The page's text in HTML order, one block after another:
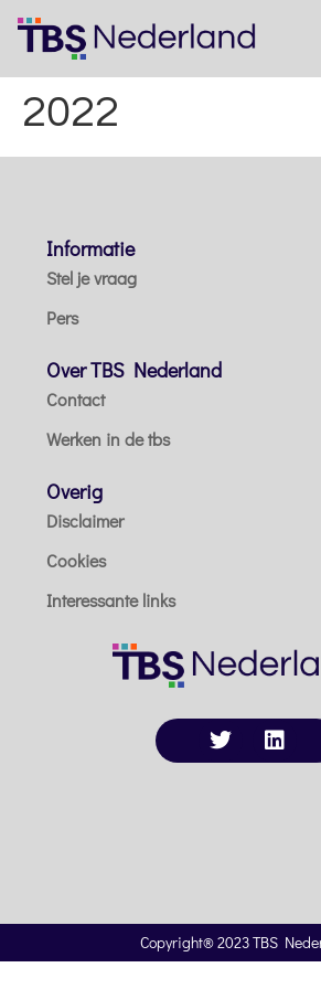
2022
Informatie
Stel je vraag
Pers
Over TBS Nederland
Contact
Werken in de tbs
Overig
Disclaimer
Cookies
Interessante links
Copyright® 2023 TBS